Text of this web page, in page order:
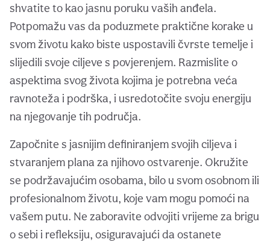
shvatite to kao jasnu poruku vaših anđela.
Potpomažu vas da poduzmete praktične korake u
svom životu kako biste uspostavili čvrste temelje i
slijedili svoje ciljeve s povjerenjem. Razmislite o
aspektima svog života kojima je potrebna veća
ravnoteža i podrška, i usredotočite svoju energiju
na njegovanje tih područja.
Započnite s jasnijim definiranjem svojih ciljeva i
stvaranjem plana za njihovo ostvarenje. Okružite
se podržavajućim osobama, bilo u svom osobnom ili
profesionalnom životu, koje vam mogu pomoći na
vašem putu. Ne zaboravite odvojiti vrijeme za brigu
o sebi i refleksiju, osiguravajući da ostanete